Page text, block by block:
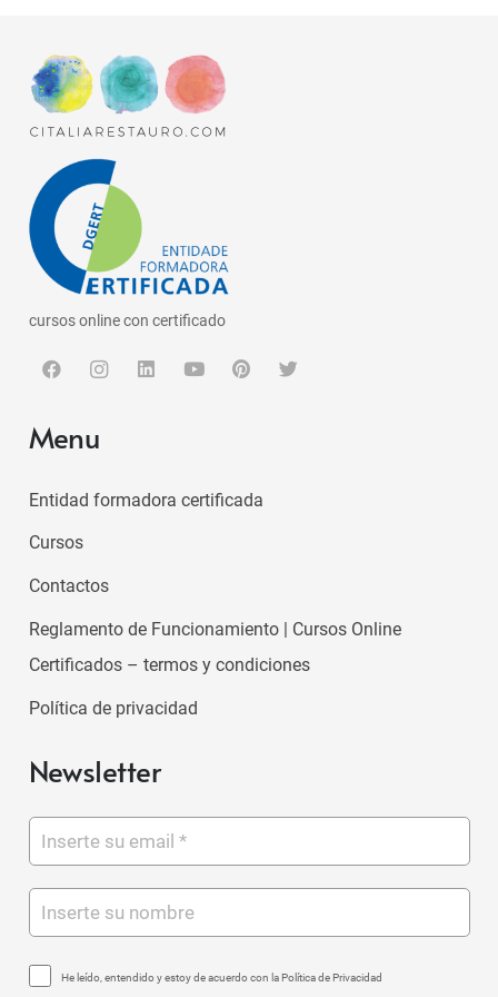
cursos online con certificado
Menu
Entidad formadora certificada
Cursos
Contactos
Reglamento de Funcionamiento | Cursos Online
Certificados – termos y condiciones
Política de privacidad
Newsletter
He leído, entendido y estoy de acuerdo con la Política de Privacidad